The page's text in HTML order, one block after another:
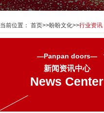
当前位置： 首页>>盼盼文化>>行业资讯
—Panpan doors—
新闻资讯中心
News Center